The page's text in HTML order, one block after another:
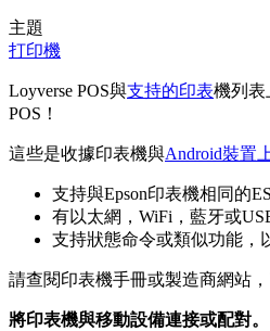
主題
打印機
Loyverse POS與支持的印表機列表
POS！
這些是收據印表機與Android裝置
支持與Epson印表機相同的
有以太網，WiFi，藍牙或
支持狀態命令或類似功能，
請查閱印表機手冊或製造商網站
將印表機與移動設備連接或配對。